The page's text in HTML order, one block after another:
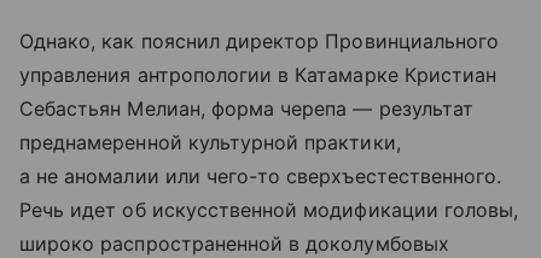
Однако, как пояснил директор Провинциального
управления антропологии в Катамарке Кристиан
Себастьян Мелиан, форма черепа — результат
преднамеренной культурной практики,
а не аномалии или чего-то сверхъестественного.
Речь идет об искусственной модификации головы,
широко распространенной в доколумбовых